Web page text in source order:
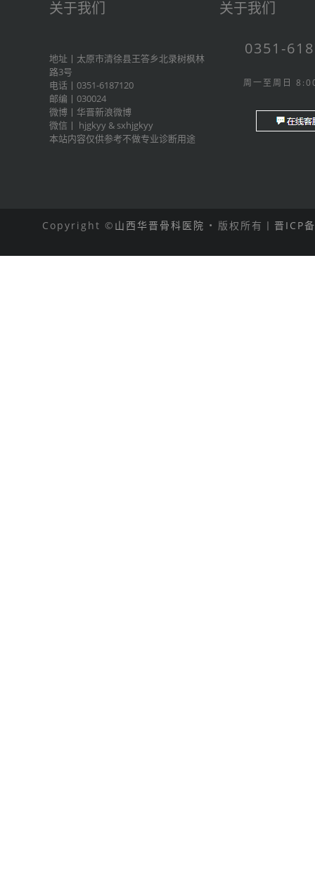
关于我们
地址丨太原市清徐县王答乡北录树枫林
路3号
电话丨0351-6187120
邮编丨030024
微博丨 华晋新浪微博
微信丨 hjgkyy & sxhjgkyy
本站内容仅供参考不做专业诊断用途
关于我们
0351-
周一至周日
Copyright © 山西华晋骨科医院 • 版权所有丨 晋ICP